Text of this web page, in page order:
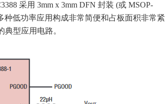
采用 3mm x 3mm DFN 封装 (或 MSOP-
种低功率应用构成非常简便和占板面积非常紧
典型应用电路。